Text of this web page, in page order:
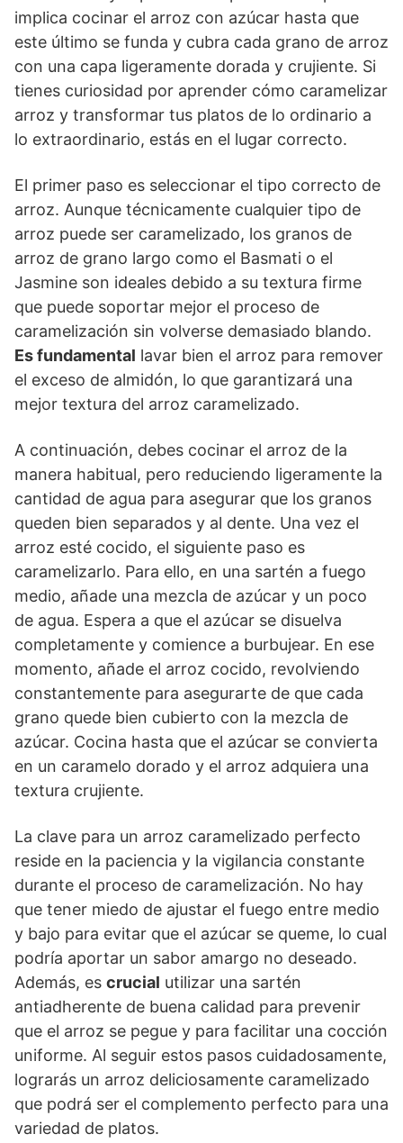
implica cocinar el arroz con azúcar hasta que
este último se funda y cubra cada grano de arroz
con una capa ligeramente dorada y crujiente. Si
tienes curiosidad por aprender cómo caramelizar
arroz y transformar tus platos de lo ordinario a
lo extraordinario, estás en el lugar correcto.
El primer paso es seleccionar el tipo correcto de
arroz. Aunque técnicamente cualquier tipo de
arroz puede ser caramelizado, los granos de
arroz de grano largo como el Basmati o el
Jasmine son ideales debido a su textura firme
que puede soportar mejor el proceso de
caramelización sin volverse demasiado blando.
Es fundamental lavar bien el arroz para remover
el exceso de almidón, lo que garantizará una
mejor textura del arroz caramelizado.
A continuación, debes cocinar el arroz de la
manera habitual, pero reduciendo ligeramente la
cantidad de agua para asegurar que los granos
queden bien separados y al dente. Una vez el
arroz esté cocido, el siguiente paso es
caramelizarlo. Para ello, en una sartén a fuego
medio, añade una mezcla de azúcar y un poco
de agua. Espera a que el azúcar se disuelva
completamente y comience a burbujear. En ese
momento, añade el arroz cocido, revolviendo
constantemente para asegurarte de que cada
grano quede bien cubierto con la mezcla de
azúcar. Cocina hasta que el azúcar se convierta
en un caramelo dorado y el arroz adquiera una
textura crujiente.
La clave para un arroz caramelizado perfecto
reside en la paciencia y la vigilancia constante
durante el proceso de caramelización. No hay
que tener miedo de ajustar el fuego entre medio
y bajo para evitar que el azúcar se queme, lo cual
podría aportar un sabor amargo no deseado.
Además, es crucial utilizar una sartén
antiadherente de buena calidad para prevenir
que el arroz se pegue y para facilitar una cocción
uniforme. Al seguir estos pasos cuidadosamente,
lograrás un arroz deliciosamente caramelizado
que podrá ser el complemento perfecto para una
variedad de platos.